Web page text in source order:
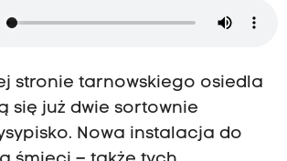
stronie tarnowskiego osiedla
się już dwie sortownie
Nowa instalacja do